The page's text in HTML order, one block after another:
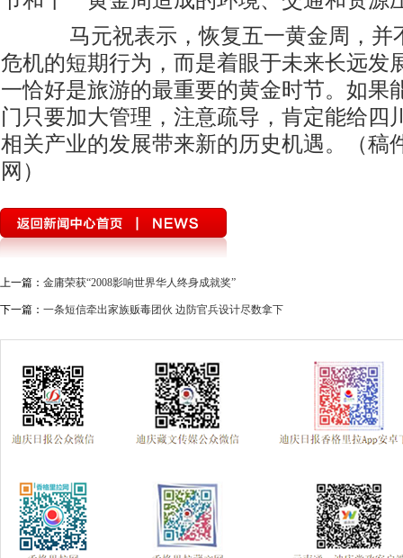
马元祝表示，恢复五一黄金周，并
危机的短期行为，而是着眼于未来长远发
一恰好是旅游的最重要的黄金时节。如果
门只要加大管理，注意疏导，肯定能给四
相关产业的发展带来新的历史机遇。（稿
网）
上一篇： 金庸荣获“2008影响世界华人终身成就奖”
下一篇： 一条短信牵出家族贩毒团伙 边防官兵设计尽数拿下